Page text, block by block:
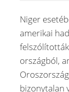
Niger
amerikai
országból,
bizonytalan